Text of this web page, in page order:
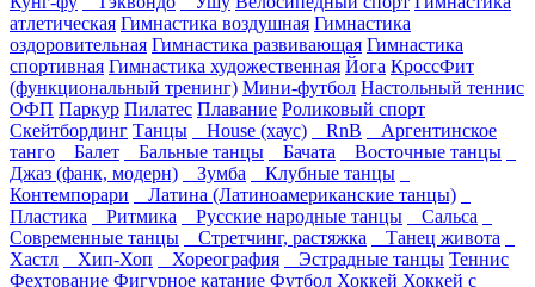
атлетическая Гимнастика воздушная Гимнастика
оздоровительная Гимнастика развивающая Гимнастика
спортивная Гимнастика художественная Йога КроссФит
(функциональный тренинг) Мини-футбол Настольный теннис
ОФП Паркур Пилатес Плавание Роликовый спорт
Скейтбординг Танцы House (хаус) RnB
Аргентинское
танго
Балет Бальные танцы Бачата
Восточные танцы
Джаз (фанк, модерн)
Зумба
Клубные танцы
Контемпорари
Латина (Латиноамериканские танцы)
Пластика
Ритмика Русские народные танцы
Сальса
Современные танцы
Стретчинг, растяжка
Танец живота
Хастл
Хип-Хоп Хореография Эстрадные танцы Теннис
Фехтование Фигурное катание Футбол Хоккей Хоккей с